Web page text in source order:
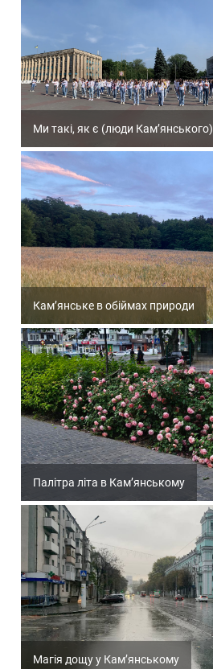
Ми такі, як є (люди Кам’янського)
Кам’янське в обіймах природи
Палітра літа в Кам’янському
Магія дощу у Кам’янському